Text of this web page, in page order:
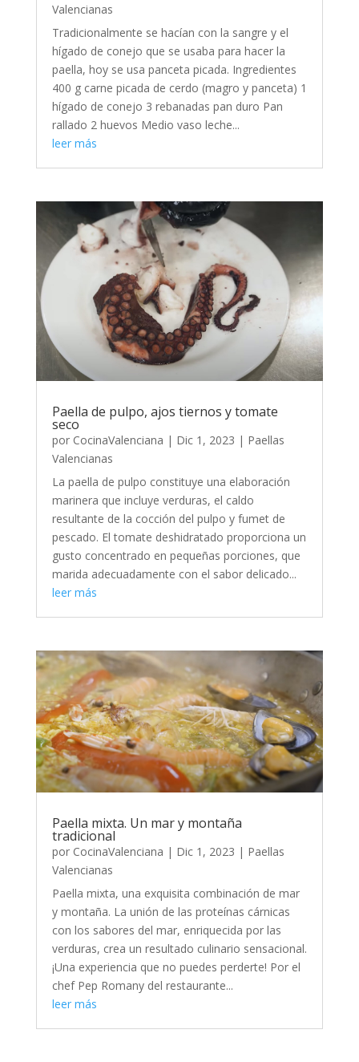
Valencianas
Tradicionalmente se hacían con la sangre y el
hígado de conejo que se usaba para hacer la
paella, hoy se usa panceta picada. Ingredientes
400 g carne picada de cerdo (magro y panceta) 1
hígado de conejo 3 rebanadas pan duro Pan
rallado 2 huevos Medio vaso leche...
leer más
Paella de pulpo, ajos tiernos y tomate
seco
por CocinaValenciana | Dic 1, 2023 | Paellas
Valencianas
La paella de pulpo constituye una elaboración
marinera que incluye verduras, el caldo
resultante de la cocción del pulpo y fumet de
pescado. El tomate deshidratado proporciona un
gusto concentrado en pequeñas porciones, que
marida adecuadamente con el sabor delicado...
leer más
Paella mixta. Un mar y montaña
tradicional
por CocinaValenciana | Dic 1, 2023 | Paellas
Valencianas
Paella mixta, una exquisita combinación de mar
y montaña. La unión de las proteínas cárnicas
con los sabores del mar, enriquecida por las
verduras, crea un resultado culinario sensacional.
¡Una experiencia que no puedes perderte! Por el
chef Pep Romany del restaurante...
leer más